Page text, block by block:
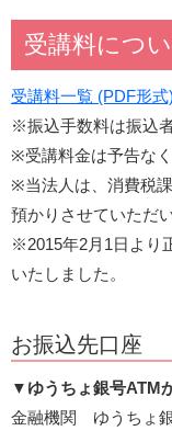
受講料につ
受講料一覧 (PDF形
※振込手数料は振込
※受講料金は予告な
※当法人は、消費税
預かりさせていただ
※2015年2月1日より
いたしました。
お振込先口座
▼ ゆうちょ銀号ATM
金融機関 ゆうちょ